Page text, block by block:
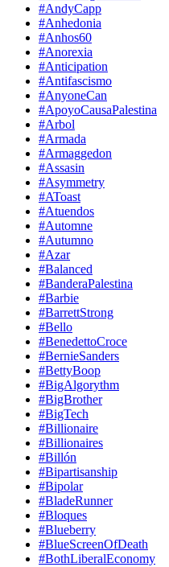
#AndyCapp
#Anhedonia
#Anhos60
#Anorexia
#Anticipation
#Antifascismo
#AnyoneCan
#ApoyoCausaPalestina
#Arbol
#Armada
#Armaggedon
#Assasin
#Asymmetry
#AToast
#Atuendos
#Automne
#Autumno
#Azar
#Balanced
#BanderaPalestina
#Barbie
#BarrettStrong
#Bello
#BenedettoCroce
#BernieSanders
#BettyBoop
#BigAlgorythm
#BigBrother
#BigTech
#Billionaire
#Billionaires
#Billón
#Bipartisanship
#Bipolar
#BladeRunner
#Bloques
#Blueberry
#BlueScreenOfDeath
#BothLiberalEconomy